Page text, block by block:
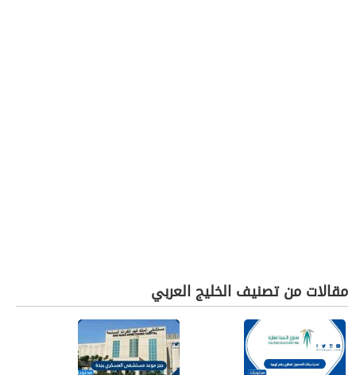
مقالات من تصنيف الخليج العربي